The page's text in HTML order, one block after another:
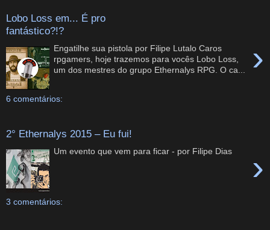
Lobo Loss em... É pro
fantástico?!?
›
Engatilhe sua pistola por Filipe Lutalo Caros
rpgamers, hoje trazemos para vocês Lobo Loss,
um dos mestres do grupo Ethernalys RPG. O ca...
6 comentários:
2° Ethernalys 2015 – Eu fui!
›
Um evento que vem para ficar - por Filipe Dias
3 comentários: